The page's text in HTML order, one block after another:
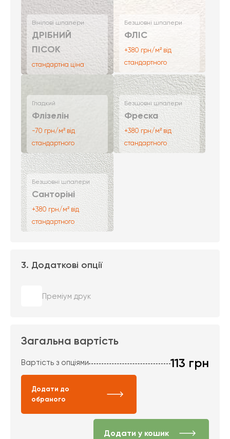
Вінілові шпалери
ДРІБНИЙ
ПІСОК
стандартна ціна
Безшовні шпалери
ФЛІС
+380 грн/м² від
стандартного
Гладкий
Флізелін
-70 грн/м² від
стандартного
Безшовні шпалери
Фреска
+380 грн/м² від
стандартного
Безшовні шпалери
Санторіні
+380 грн/м² від
стандартного
3. Додаткові опції
Преміум друк
Загальна вартість
Вартість з опціями 113 грн
Додати до
обраного
Додати у кошик